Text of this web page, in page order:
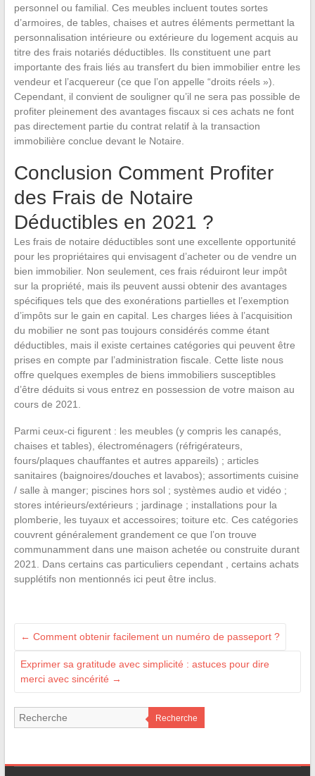
personnel ou familial. Ces meubles incluent toutes sortes
d’armoires, de tables, chaises et autres éléments permettant la
personnalisation intérieure ou extérieure du logement acquis au
titre des frais notariés déductibles. Ils constituent une part
importante des frais liés au transfert du bien immobilier entre les
vendeur et l’acquereur (ce que l’on appelle “droits réels »).
Cependant, il convient de souligner qu’il ne sera pas possible de
profiter pleinement des avantages fiscaux si ces achats ne font
pas directement partie du contrat relatif à la transaction
immobilière conclue devant le Notaire.
Conclusion Comment Profiter
des Frais de Notaire
Déductibles en 2021 ?
Les frais de notaire déductibles sont une excellente opportunité
pour les propriétaires qui envisagent d’acheter ou de vendre un
bien immobilier. Non seulement, ces frais réduiront leur impôt
sur la propriété, mais ils peuvent aussi obtenir des avantages
spécifiques tels que des exonérations partielles et l’exemption
d’impôts sur le gain en capital. Les charges liées à l’acquisition
du mobilier ne sont pas toujours considérés comme étant
déductibles, mais il existe certaines catégories qui peuvent être
prises en compte par l’administration fiscale. Cette liste nous
offre quelques exemples de biens immobiliers susceptibles
d’être déduits si vous entrez en possession de votre maison au
cours de 2021.
Parmi ceux-ci figurent : les meubles (y compris les canapés,
chaises et tables), électroménagers (réfrigérateurs,
fours/plaques chauffantes et autres appareils) ; articles
sanitaires (baignoires/douches et lavabos); assortiments cuisine
/ salle à manger; piscines hors sol ; systèmes audio et vidéo ;
stores intérieurs/extérieurs ; jardinage ; installations pour la
plomberie, les tuyaux et accessoires; toiture etc. Ces catégories
couvrent généralement grandement ce que l’on trouve
communamment dans une maison achetée ou construite durant
2021. Dans certains cas particuliers cependant , certains achats
supplétifs non mentionnés ici peut être inclus.
← Comment obtenir facilement un numéro de passeport ?
Exprimer sa gratitude avec simplicité : astuces pour dire
merci avec sincérité →
Recherche